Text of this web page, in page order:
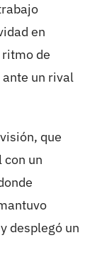
en
de
un rival
que
un
desplegó un